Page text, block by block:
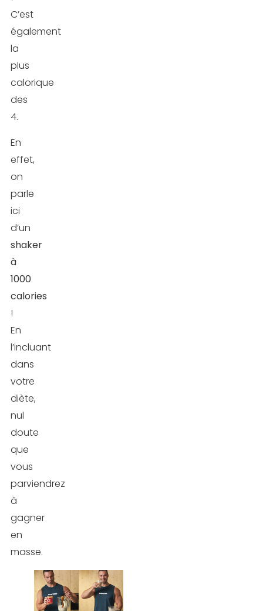
C’est
également
la
plus
calorique
des
4.
En
effet,
on
parle
ici
d’un
shaker
à
1000
calories
!
En
l’incluant
dans
votre
diète,
nul
doute
que
vous
parviendrez
à
gagner
en
masse.